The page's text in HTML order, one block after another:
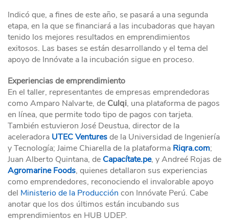
Indicó que, a fines de este año, se pasará a una segunda
etapa, en la que se financiará a las incubadoras que hayan
tenido los mejores resultados en emprendimientos
exitosos. Las bases se están desarrollando y el tema del
apoyo de Innóvate a la incubación sigue en proceso.
Experiencias de emprendimiento
En el taller, representantes de empresas emprendedoras
como Amparo Nalvarte, de Culqi, una plataforma de pagos
en línea, que permite todo tipo de pagos con tarjeta.
También estuvieron José Deustua, director de la
aceleradora UTECVenturesde la Universidad de Ingeniería
y Tecnología; Jaime Chiarella de la plataforma Riqra.com;
Juan Alberto Quintana, de Capacítate.pe, y Andreé Rojas de
Agromarine Foods, quienes detallaron sus experiencias
como emprendedores, reconociendo el invalorable apoyo
del Ministerio de la Producción con Innóvate Perú. Cabe
anotar que los dos últimos están incubando sus
emprendimientos en HUB UDEP.